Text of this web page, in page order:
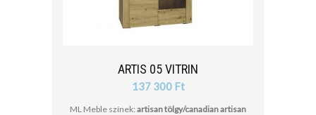
ARTIS 05 VITRIN
137 300 Ft
ML Meble színek: artisan tölgy/canadian artisan